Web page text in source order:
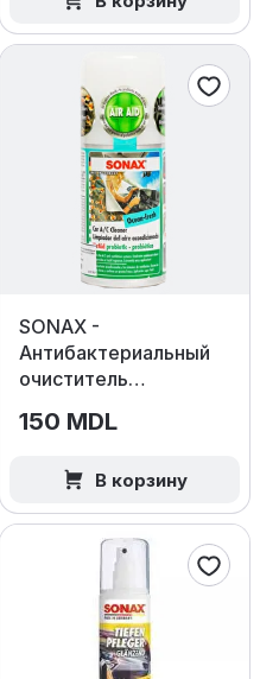
SONAX -
Антибактериальный
очиститель
Fresh
150 MDL
В корзину